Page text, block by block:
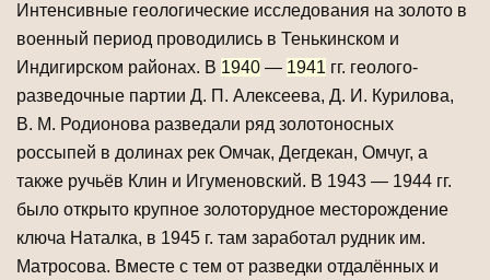
Интенсивные геологические исследования на золото в
военный период проводились в Тенькинском и
Индигирском районах. В 1940 — 1941 гг. геолого-
разведочные партии Д. П. Алексеева, Д. И. Курилова,
В. М. Родионова разведали ряд золотоносных
россыпей в долинах рек Омчак, Дегдекан, Омчуг, а
также ручьёв Клин и Игуменовский. В 1943 — 1944 гг.
было открыто крупное золоторудное месторождение
ключа Наталка, в 1945 г. там заработал рудник им.
Матросова. Вместе с тем от разведки отдалённых и